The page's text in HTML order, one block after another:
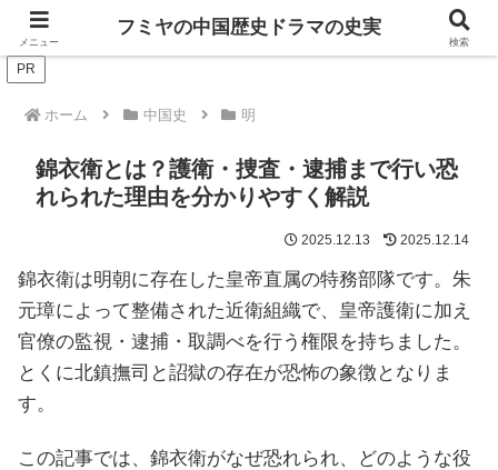
ドラマは歴史を知るともっと面白い！
PR
ホーム 中国史 明
錦衣衛とは？護衛・捜査・逮捕まで行い恐
れられた理由を分かりやすく解説
2025.12.13 2025.12.14
錦衣衛は明朝に存在した皇帝直属の特務部隊です。朱
元璋によって整備された近衛組織で、皇帝護衛に加え
官僚の監視・逮捕・取調べを行う権限を持ちました。
とくに北鎮撫司と詔獄の存在が恐怖の象徴となりま
す。
この記事では、錦衣衛がなぜ恐れられ、どのような役
メニュー
フミヤの中国歴史ドラマの史実
検索